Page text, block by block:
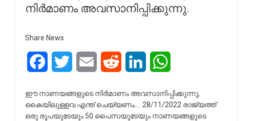
നിർമാണം അവസാനിപ്പിക്കുന്നു.
Share News
FacebookTwitter Email Reddit LinkedIn
ഈ നാണയങ്ങളുടെ നിർമാണം അവസാനിപ്പിക്കുന്നു;
കൈയിലുള്ളവ എന്ത് ചെയ്യണം…. 28/11/2022 രാജ്യത്ത്
ഒരു രൂപയുടേയും 50 പൈസയുടേയും നാണയങ്ങളുടെ